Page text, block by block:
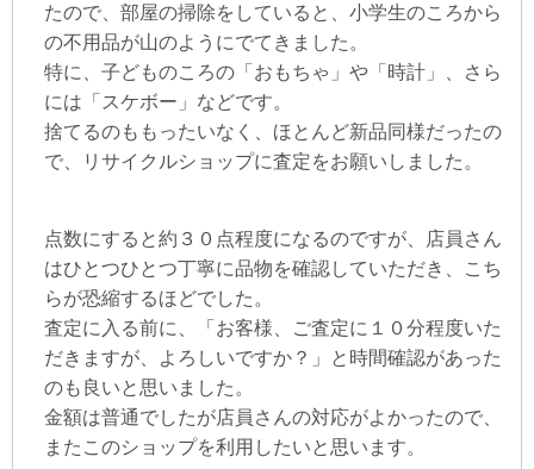
たので、部屋の掃除をしていると、小学生のころから
の不用品が山のようにでてきました。
特に、子どものころの「おもちゃ」や「時計」、さら
には「スケボー」などです。
捨てるのももったいなく、ほとんど新品同様だったの
で、リサイクルショップに査定をお願いしました。
点数にすると約３０点程度になるのですが、店員さん
はひとつひとつ丁寧に品物を確認していただき、こち
らが恐縮するほどでした。
査定に入る前に、「お客様、ご査定に１０分程度いた
だきますが、よろしいですか？」と時間確認があった
のも良いと思いました。
金額は普通でしたが店員さんの対応がよかったので、
またこのショップを利用したいと思います。